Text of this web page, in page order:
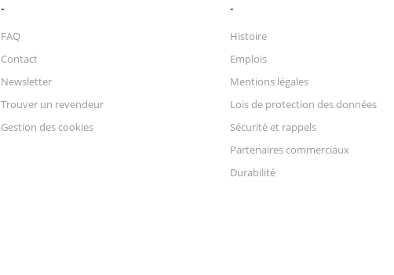
FAQ
Contact
Newsletter
Trouver un revendeur
Gestion des cookies
Histoire
Emplois
Mentions légales
Lois de protection des données
Sécurité et rappels
Partenaires commerciaux
Durabilité